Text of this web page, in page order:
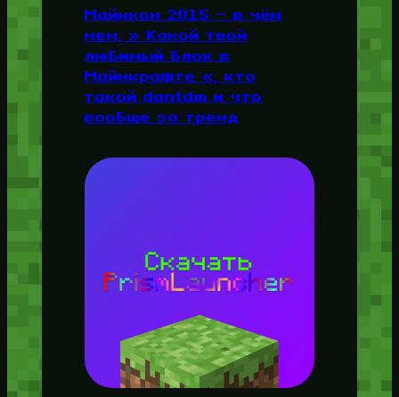
Майнкон 2015 — в чём
мем, » Какой твой
любимый блок в
Майнкрафте «, кто
такой dantdm и что
вообще за тренд